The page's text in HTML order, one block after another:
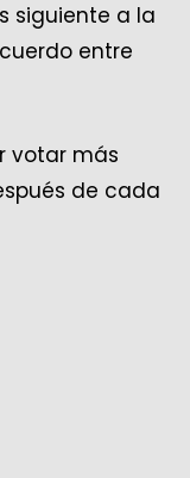
siguiente a la
entre
votar más
de cada